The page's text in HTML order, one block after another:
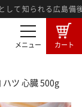
る広島備後地方産
メニュー カート
ハツ 心臓 500g